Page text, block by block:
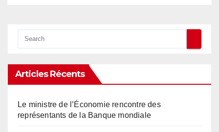
Articles Récents
Le ministre de l’Économie rencontre des
représentants de la Banque mondiale